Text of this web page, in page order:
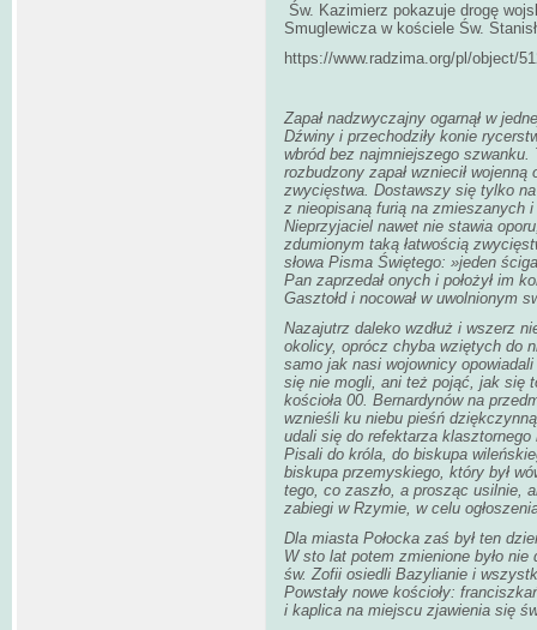
Św. Kazimierz pokazuje drogę
Smuglewicza w kościele Św.
https://www.radzima.org/pl/object/
Zapał nadzwyczajny ogarnął w
Dźwiny i przechodziły konie
wbród bez najmniejszego
rozbudzony zapał wzniecił wojenną
zwycięstwa. Dostawszy się tylko
z nieopisaną furią na zmieszanych
Nieprzyjaciel nawet nie stawia
zdumionym taką łatwością
słowa Pisma Świętego: »jeden
Pan zaprzedał onych i położył im
Gasztołd i nocował w uwolnionym
Nazajutrz daleko wzdłuż i wszerz
okolicy, oprócz chyba wziętych do
samo jak nasi wojownicy
się nie mogli, ani też pojąć, jak się
kościoła 00. Bernardynów na
wznieśli ku niebu pieśń
udali się do refektarza
Pisali do króla, do biskupa
biskupa przemyskiego, który był
tego, co zaszło, a prosząc usilnie,
zabiegi w Rzymie, w celu
Dla miasta Połocka zaś był ten
W sto lat potem zmienione było
św. Zofii osiedli Bazylianie i
Powstały nowe kościoły:
i kaplica na miejscu zjawienia się